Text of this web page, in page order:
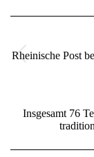
Rheinische Post
Insgesamt 76